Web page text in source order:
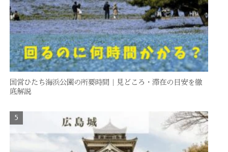
国営ひたち海浜公園の所要時間｜見どころ・滞在の目安を徹
底解説